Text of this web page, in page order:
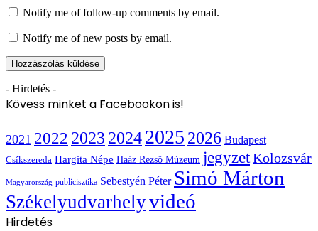
Notify me of follow-up comments by email.
Notify me of new posts by email.
- Hirdetés -
Kövess minket a Facebookon is!
2021 2022 2023 20242025 2026 Budapest
Csíkszereda Hargita Népe Haáz Rezső Múzeum jegyzetKolozsvár
Magyarország publicisztika Sebestyén Péter Simó Márton
Székelyudvarhelyvideó
Hirdetés